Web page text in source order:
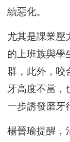
續惡化。
尤其是課業壓
的上班族與學
群，此外，咬
牙高度不當，
一步誘發磨牙
楊晉瑜提醒，